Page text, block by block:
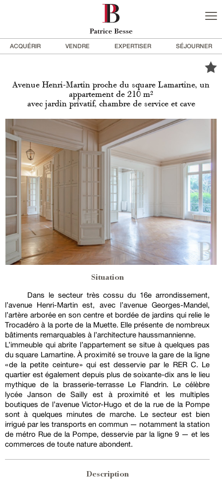
ACQUÉRIR VENDRE EXPERTISER SÉJOURNER
Avenue Henri-Martin proche du square Lamartine, un
appartement de 210 m²
avec jardin privatif, chambre de service et cave
Situation
Dans le secteur très cossu du 16e arrondissement,
l’avenue Henri-Martin est, avec l’avenue Georges-Mandel,
l’artère arborée en son centre et bordée de jardins qui relie le
Trocadéro à la porte de la Muette. Elle présente de nombreux
bâtiments remarquables à l’architecture haussmannienne.
L’immeuble qui abrite l’appartement se situe à quelques pas
du square Lamartine. À proximité se trouve la gare de la ligne
« de la petite ceinture » qui est desservie par le RER C. Le
quartier est également depuis plus de soixante-dix ans le lieu
mythique de la brasserie-terrasse Le Flandrin. Le célèbre
lycée Janson de Sailly est à proximité et les multiples
boutiques de l’avenue Victor-Hugo et de la rue de la Pompe
sont à quelques minutes de marche. Le secteur est bien
irrigué par les transports en commun — notamment la station
de métro Rue de la Pompe, desservie par la ligne 9 — et les
commerces de toute nature abondent.
Description